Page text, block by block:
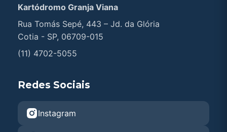
Kartódromo Granja Viana
Rua Tomás Sepé, 443 – Jd. da Glória
Cotia - SP, 06709-015
(11) 4702-5055
Redes Sociais
Instagram